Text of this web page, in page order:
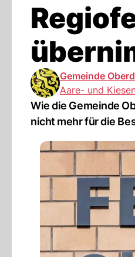
Gemeinde
Aare- und
Wie die Gemeinde
nicht mehr für die